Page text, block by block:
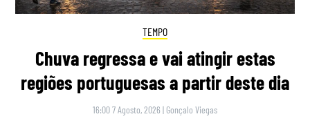
TEMPO
Chuva regressa e vai atingir estas
regiões portuguesas a partir deste dia
16:00 7 Agosto, 2026 | Gonçalo Viegas